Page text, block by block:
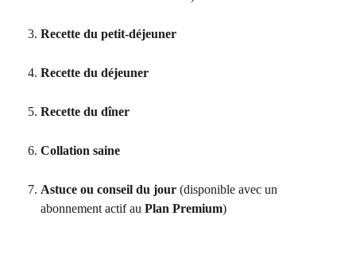
Recette du petit-déjeuner
Recette du déjeuner
Recette du dîner
Collation saine
Astuce ou conseil du jour (disponible avec un
abonnement actif au Plan Premium)